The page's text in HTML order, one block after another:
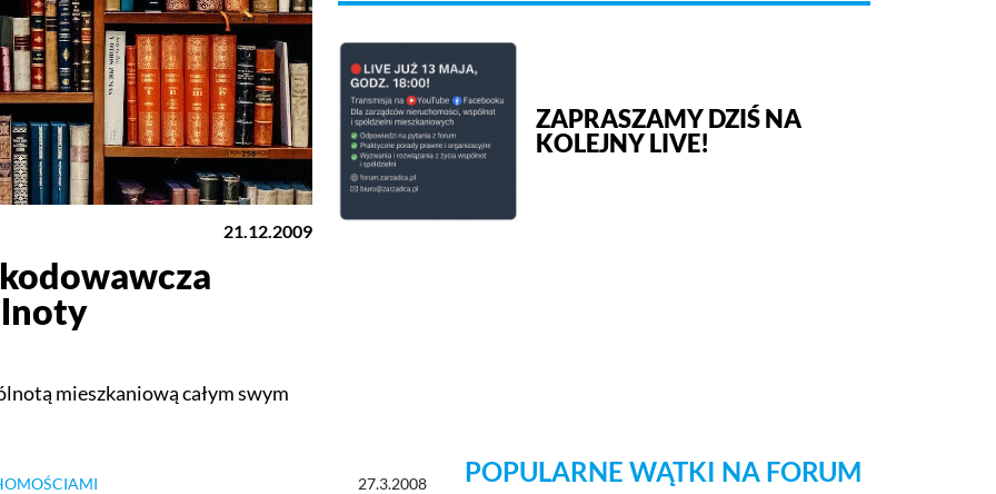
21.12.2009
mieszkaniową całym swym
ZAPRASZAMY DZIŚ NA
KOLEJNY LIVE!
27.3.2008 POPULARNE WĄTKI NA FORUM